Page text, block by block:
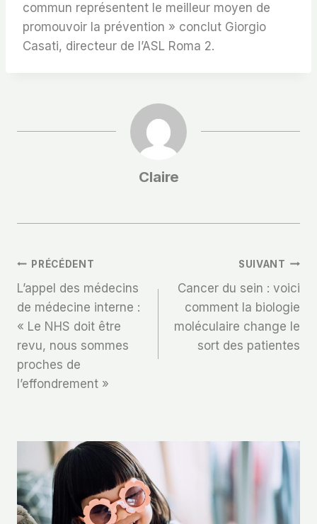
commun représentent le meilleur moyen de
promouvoir la prévention » conclut Giorgio
Casati, directeur de l’ASL Roma 2.
Claire
Navigation
De
L’article
PRÉCÉDENT
L’appel des médecins
de médecine interne :
« Le NHS doit être
revu, nous sommes
proches de
l’effondrement »
SUIVANT
Cancer du sein : voici
comment la biologie
moléculaire change le
sort des patientes